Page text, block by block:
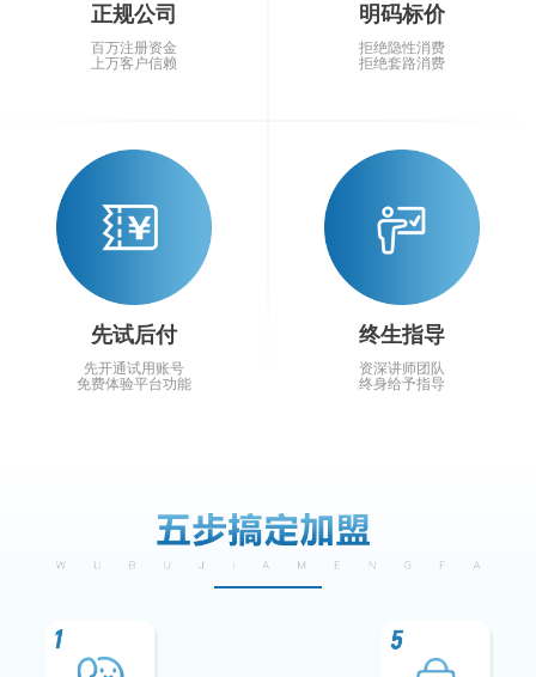
正规公司
百万注册资金
上万客户信赖
明码标价
拒绝隐性消费
拒绝套路消费
先试后付
先开通试用账号
免费体验平台功能
终生指导
资深讲师团队
终身给予指导